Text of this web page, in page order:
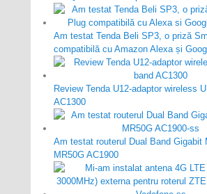
Am testat Tenda Beli SP3, o priză
compatibilă cu Amazon Alexa și
Review Tenda U12-adaptor wireless
AC1300
Am testat routerul Dual Band Gigabit
MR50G AC1900